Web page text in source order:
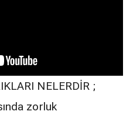
NELERDİR ;
zorluk